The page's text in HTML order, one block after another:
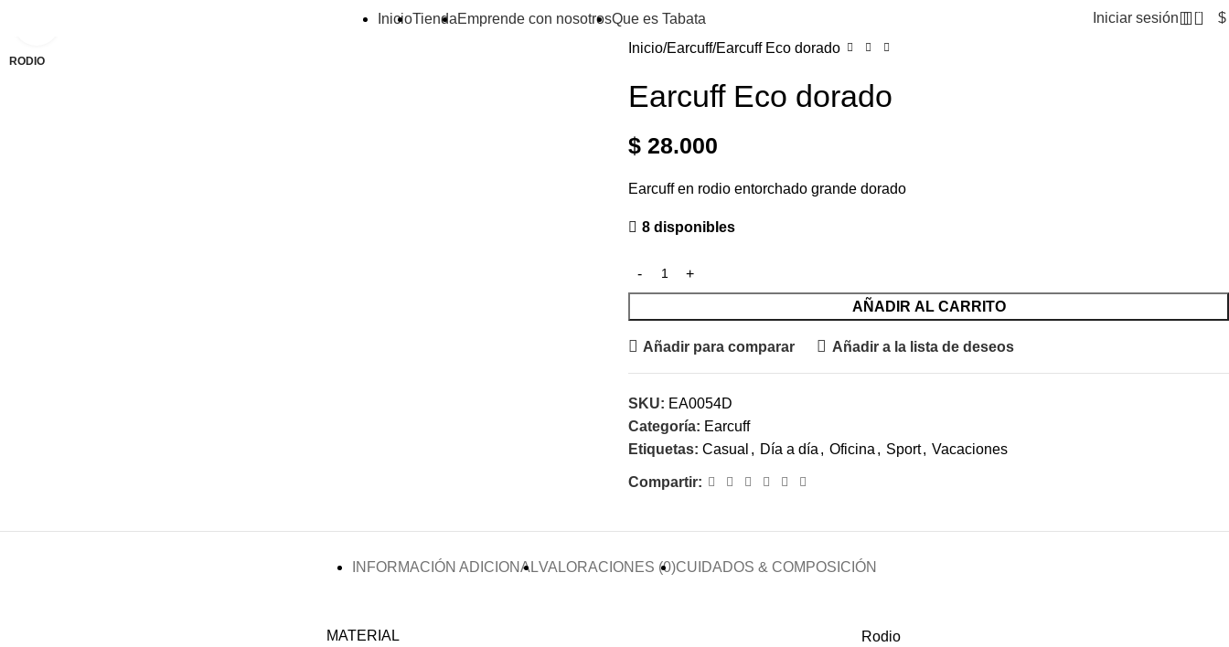
InicioTiendaEmprende con nosotrosQue es Tabata Iniciar sesión 0 $
RODIO
Inicio Earcuff Earcuff Eco dorado
Earcuff Eco dorado
$ 28.000
Earcuff en rodio entorchado grande dorado
8 disponibles
AÑADIR AL CARRITO
Añadir para comparar Añadir a la lista de deseos
SKU: EA0054D
Categoría: Earcuff
Etiquetas: Casual , Día a día , Oficina , Sport, Vacaciones
Compartir:
INFORMACIÓN ADICIONALVALORACIONES (0)CUIDADOS & COMPOSICIÓN
MATERIAL Rodio